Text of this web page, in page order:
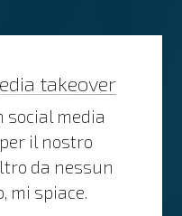
takeover
social media
il nostro
da nessun
mi spiace.